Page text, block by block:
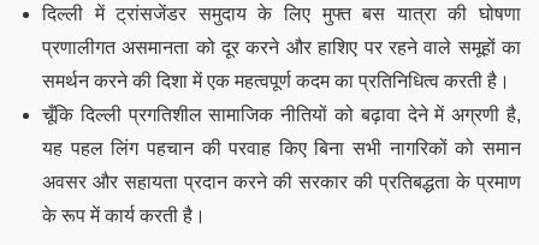
दिल्ली में ट्रांसजेंडर समुदाय के लिए मुफ्त बस यात्रा की घोषणा
प्रणालीगत असमानता को दूर करने और हाशिए पर रहने वाले समूहों का
समर्थन करने की दिशा में एक महत्वपूर्ण कदम का प्रतिनिधित्व करती है।
चूँकि दिल्ली प्रगतिशील सामाजिक नीतियों को बढ़ावा देने में अग्रणी है,
यह पहल लिंग पहचान की परवाह किए बिना सभी नागरिकों को समान
अवसर और सहायता प्रदान करने की सरकार की प्रतिबद्धता के प्रमाण
के रूप में कार्य करती है।